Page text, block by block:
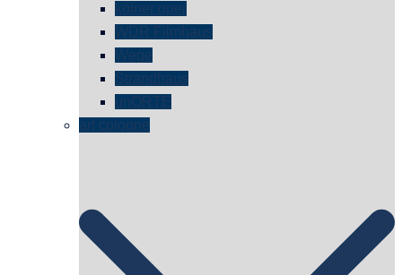
kölner oper
WDR Filmhaus
Wege
Strandhaus
unORTE
art cologne